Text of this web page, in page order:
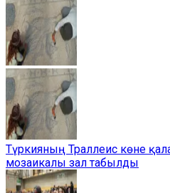
Түркияның Траллеис көне
мозаикалы зал табылды